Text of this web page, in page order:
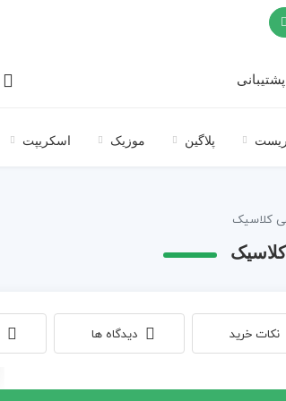
پشتیبانی
پلاگین موزیک اسکریپت
کلاسیک
نکات خرید دیدگاه ها